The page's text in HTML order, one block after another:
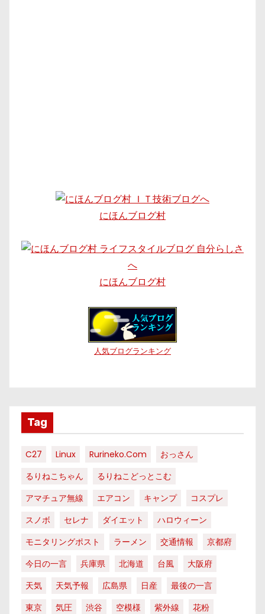
にほんブログ村
にほんブログ村
人気ブログランキング
Tag
C27 Linux Rurineko.com
おっさん
るりねこちゃん
るりねこどっとこむ
アマチュア無線
エアコン キャンプ
コスプレ
スノボ
セレナ ダイエット
ハロウィーン
モニタリングポスト
ラーメン 交通情報
京都府
今日の一言
兵庫県 北海道 台風
大阪府
天気
天気予報 広島県 日産
最後の一言
東京
気圧 渋谷 空模様 紫外線
花粉